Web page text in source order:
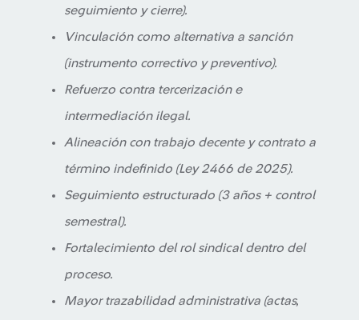
seguimiento y cierre).
Vinculación como alternativa a sanción
(instrumento correctivo y preventivo).
Refuerzo contra tercerización e
intermediación ilegal.
Alineación con trabajo decente y contrato a
término indefinido (Ley 2466 de 2025).
Seguimiento estructurado (3 años + control
semestral).
Fortalecimiento del rol sindical dentro del
proceso.
Mayor trazabilidad administrativa (actas,